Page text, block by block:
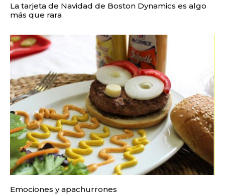
La tarjeta de Navidad de Boston Dynamics es algo
más que rara
Emociones y apachurrones